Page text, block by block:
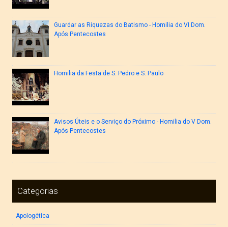
Guardar as Riquezas do Batismo - Homilia do VI Dom.
Após Pentecostes
Homilia da Festa de S. Pedro e S. Paulo
Avisos Úteis e o Serviço do Próximo - Homilia do V Dom.
Após Pentecostes
Categorias
Apologética